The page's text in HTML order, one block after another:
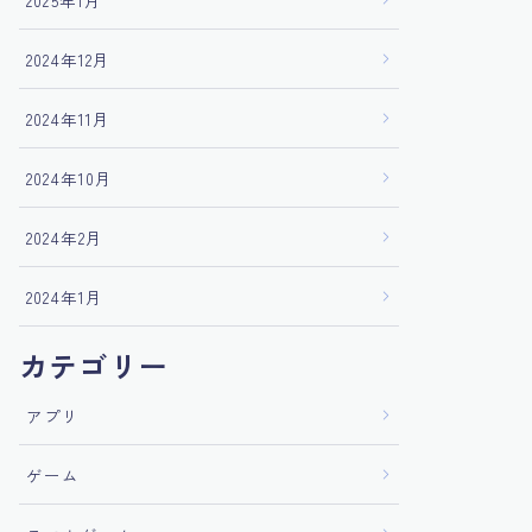
2024年12月
2024年11月
2024年10月
2024年2月
2024年1月
カテゴリー
アプリ
ゲーム